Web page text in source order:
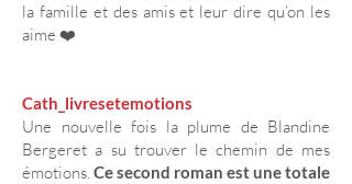
la famille et des amis et leur dire qu’on les
aime ❤️
Cath_livresetemotions
Une nouvelle fois la plume de Blandine
Bergeret a su trouver le chemin de mes
émotions. Ce second roman est une totale